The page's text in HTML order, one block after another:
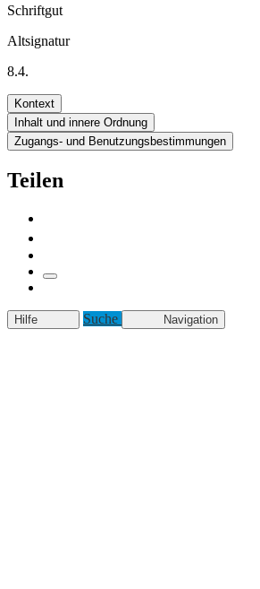
Schriftgut
Altsignatur
8.4.
Kontext
Inhalt und innere Ordnung
Zugangs- und Benutzungsbestimmungen
Teilen
Hilfe Suche Navigation